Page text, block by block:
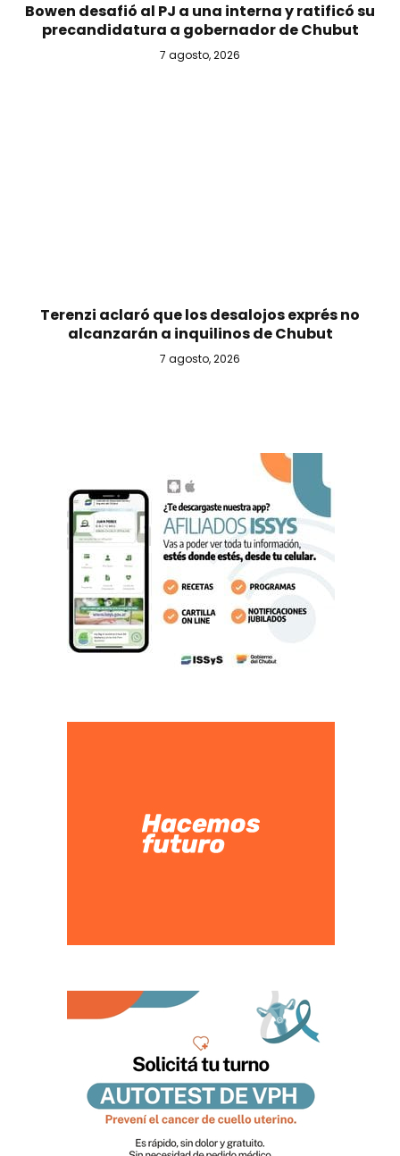
Bowen desafió al PJ a una interna y ratificó su
precandidatura a gobernador de Chubut
7 agosto, 2026
Terenzi aclaró que los desalojos exprés no
alcanzarán a inquilinos de Chubut
7 agosto, 2026